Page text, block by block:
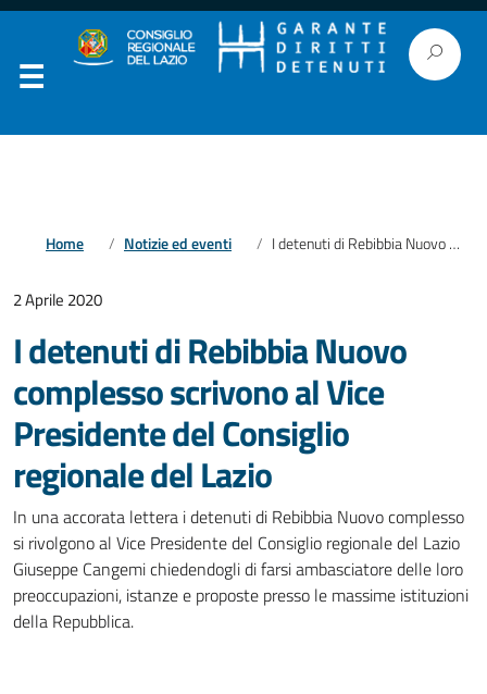
Home Notizie ed eventi I detenuti di Rebibbia Nuovo complesso scrivono al Vice Presidente del Consiglio regionale del Lazio
2 Aprile 2020
I detenuti di Rebibbia Nuovo
complesso scrivono al Vice
Presidente del Consiglio
regionale del Lazio
In una accorata lettera i detenuti di Rebibbia Nuovo complesso
si rivolgono al Vice Presidente del Consiglio regionale del Lazio
Giuseppe Cangemi chiedendogli di farsi ambasciatore delle loro
preoccupazioni, istanze e proposte presso le massime istituzioni
della Repubblica.